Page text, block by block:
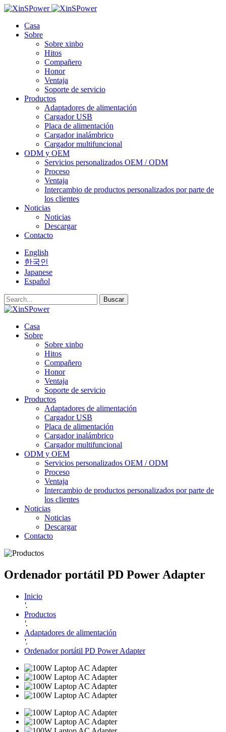
Casa
Sobre
Sobre xinbo
Hitos
Compañero
Honor
Ventaja
Soporte de servicio
Productos
Adaptadores de alimentación
Cargador USB
Placa de alimentación
Cargador inalámbrico
Cargador multifuncional
ODM y OEM
Servicios personalizados OEM / ODM
Proceso
Ventaja
Intercambio de productos personalizados por parte de
los clientes
Noticias
Noticias
Descargar
Contacto
English
한국인
Japanese
Español
Buscar
Casa
Sobre
Sobre xinbo
Hitos
Compañero
Honor
Ventaja
Soporte de servicio
Productos
Adaptadores de alimentación
Cargador USB
Placa de alimentación
Cargador inalámbrico
Cargador multifuncional
ODM y OEM
Servicios personalizados OEM / ODM
Proceso
Ventaja
Intercambio de productos personalizados por parte de
los clientes
Noticias
Noticias
Descargar
Contacto
Ordenador portátil PD Power Adapter
Inicio
'.
Productos
'.
Adaptadores de alimentación
'.
Ordenador portátil PD Power Adapter